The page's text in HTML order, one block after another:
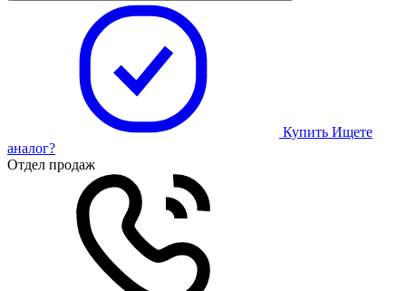
Купить Ищете
аналог?
Отдел продаж